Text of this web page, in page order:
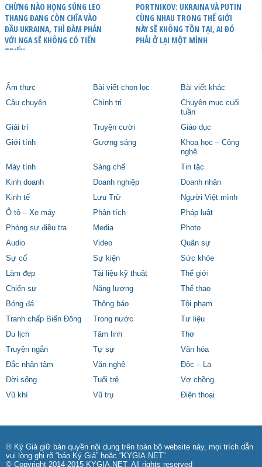
CHỪNG NÀO HỌNG SÚNG LEO
THANG ĐANG CÒN CHĨA VÀO
ĐẦU UKRAINA, THÌ ĐÀM PHÁN
VỚI NGA SẼ KHÔNG CÓ TIẾN
TRIỂN
PORTNIKOV: UKRAINA VÀ PUTIN
CÙNG NHAU TRONG THẾ GIỚI
NÀY SẼ KHÔNG TỒN TẠI, AI ĐÓ
PHẢI Ở LẠI MỘT MÌNH
Ẩm thực Bài viết chọn lọc
Bài viết khác
Câu chuyện
Chính trị
Chuyên mục cuối
tuần
Giải trí
Truyện cười
Giáo dục
Giới tính
Gương sáng
Khoa học – Công
nghệ
Máy tính
Sáng chế
Tin tặc
Kinh doanh
Doanh nghiệp
Doanh nhân
Kinh tế
Lưu Trữ
Người Việt mình
Ô tô – Xe máy
Phân tích
Pháp luật
Phóng sự điều tra
Media
Photo
Audio
Video
Quân sự
Sự cố
Sự kiện
Sức khỏe
Làm đẹp
Tài liệu kỹ thuật
Thế giới
Chiến sự
Năng lượng
Thể thao
Bóng đá
Thông báo
Tội phạm
Tranh chấp Biển Đông
Trong nước
Tư liệu
Du lịch
Tâm linh
Thơ
Truyện ngắn
Tự sự
Văn hóa
Đắc nhân tâm
Văn nghệ
Độc – Lạ
Đời sống
Tuổi trẻ
Vợ chồng
Vũ khí
Vũ trụ Điện thoại
® Ký Giả giữ bản quyền nội dung trên toàn bộ website này, mọi trích dẫn
vui lòng ghi rõ “báo Ký Giả” hoặc “KYGIA.NET”
© Copyright 2014-2015 KYGIA.NET, All rights reserved